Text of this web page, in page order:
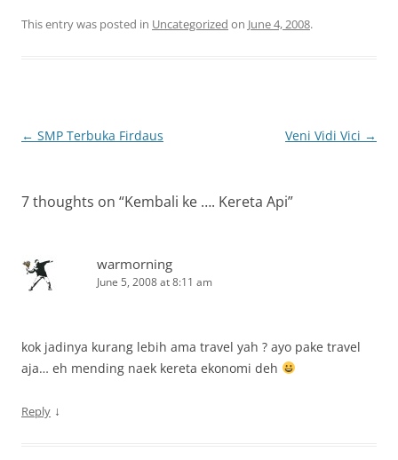
This entry was posted in Uncategorized on June 4, 2008.
Post
← SMP Terbuka Firdaus Veni Vidi Vici →
7 thoughts on “Kembali ke …. Kereta Api”
warmorning
June 5, 2008 at 8:11 am
kok jadinya kurang lebih ama travel yah ? ayo pake travel
aja… eh mending naek kereta ekonomi deh
Reply ↓